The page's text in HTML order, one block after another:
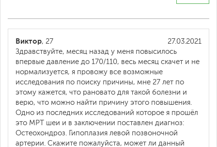
27.03.2021
Виктор, 27
Здравствуйте, месяц назад у меня повысилось
впервые давление до 170/110, весь месяц скачет и не
нормализуется, я провожу все возможные
исследования по поиску причины, мне 27 лет по
этому кажется, что рановато для такой болезни и
верю, что можно найти причину этого повышения.
Одно из последних исследований которое я прошёл
это МРТ шеи и в заключении поставлен диагноз:
Остеохондроз. Гипоплазия левой позвоночной
артерии. Cкажите пожалуйста, может ли данный